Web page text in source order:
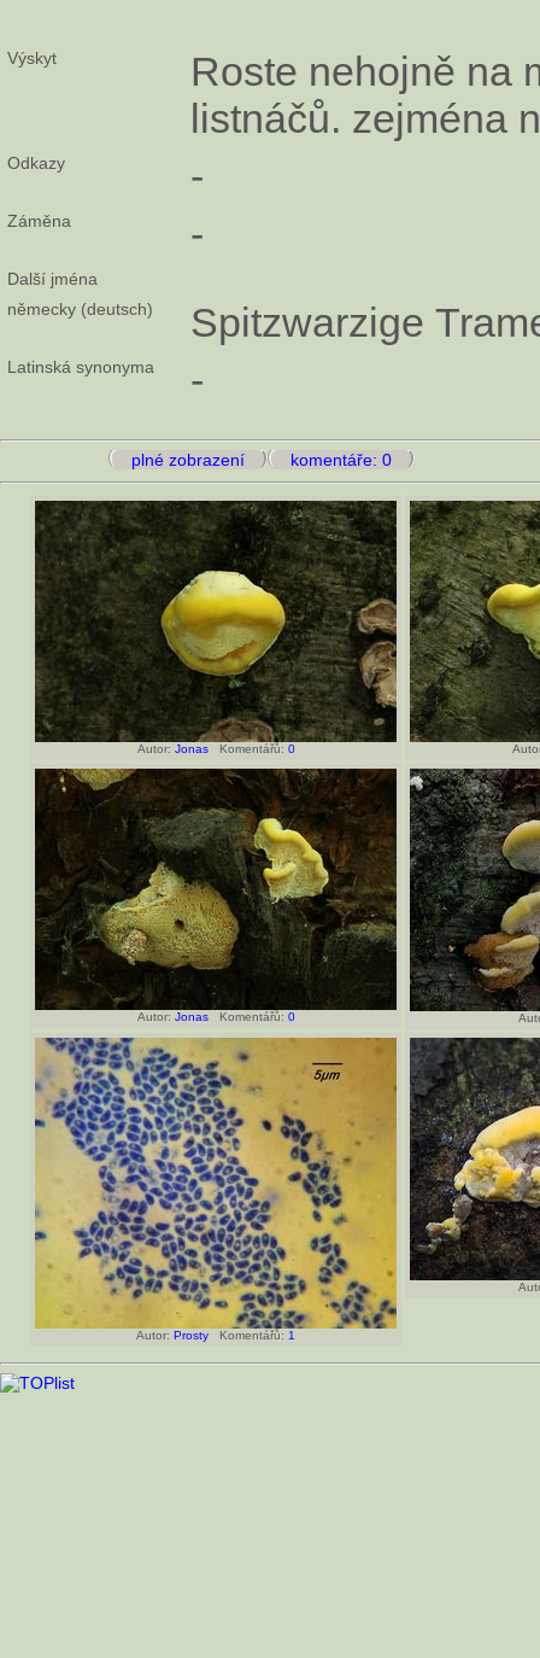
Výskyt
Roste nehojně na
listnáčů. zejména
Odkazy -
Záměna -
Další jména
německy (deutsch)
Spitzwarzige
Latinská synonyma -